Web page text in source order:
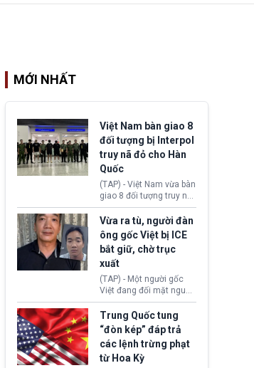
MỚI NHẤT
Việt Nam bàn giao 8
đối tượng bị Interpol
truy nã đỏ cho Hàn
Quốc
(TAP) - Việt Nam vừa bàn
giao 8 đối tượng truy nã
đỏ Interpol cho lực lượng
chức năng Hàn Quốc.
Nhóm này bị xác định
lừa đảo 619 nạn nhân,
chiếm đoạt hơn 17,7 tỷ
KRW.
Vừa ra tù, người đàn
ông gốc Việt bị ICE
bắt giữ, chờ trục
xuất
(TAP) - Một người gốc
Việt đang đối mặt nguy
cơ bị trục xuất khỏi Hoa
Kỳ sau khi đã chấp hành
xong bản án liên quan
đến tội ác từ hơn 30
năm trước tại California.
Trung Quốc tung
“đòn kép” đáp trả
các lệnh trừng phạt
từ Hoa Kỳ